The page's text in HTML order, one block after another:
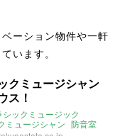
ーション物件や一軒
います。
クミュージシャン
ス！
シックミュージック
ミュージシャン 防音室